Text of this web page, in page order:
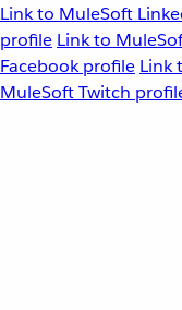
Link to MuleSoft
profile Link to
Facebook profile Link
MuleSoft Twitch